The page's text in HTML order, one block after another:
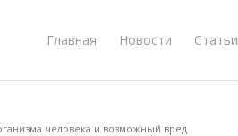
Главная Новости Статьи
человека и возможный вред